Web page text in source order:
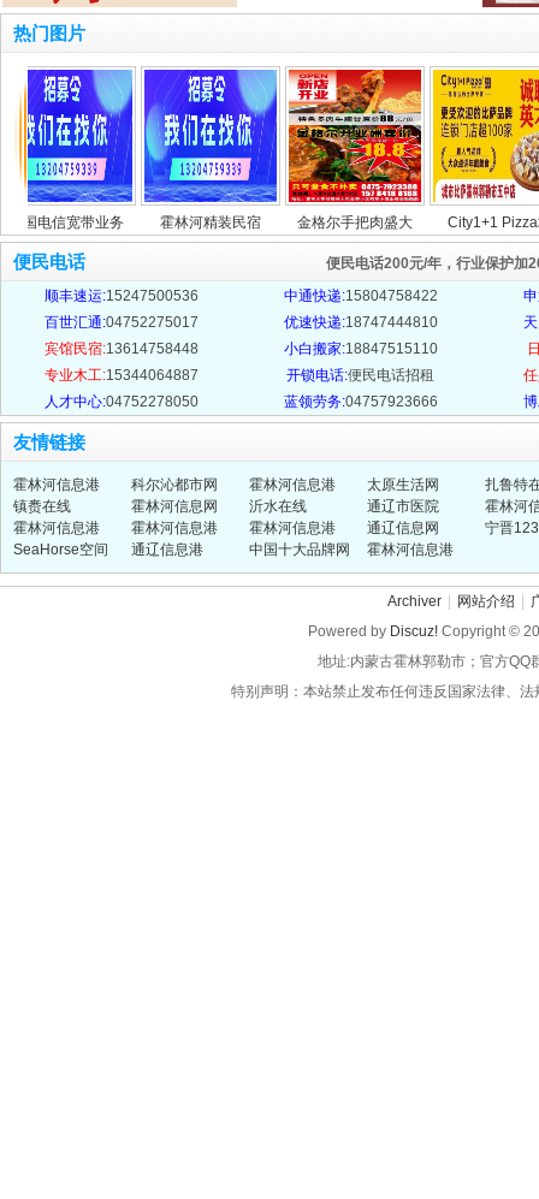
热门图片
电信宽带业务 霍林河精装民宿 金格尔手把肉盛大 City1+1 Pizza城
便民电话
便民电话200元/年，行业保护加
顺丰速运:15247500536 中通快递:15804758422
百世汇通:04752275017 优速快递:18747444810
宾馆民宿:13614758448 小白搬家:18847515110
专业木工:15344064887 开锁电话:便民电话招租
人才中心:04752278050 蓝领劳务:04757923666
友情链接
霍林河信息港 科尔沁都市网 霍林河信息港 太原生活网
扎鲁特
镇赉在线
霍林河信息网 沂水在线 通辽市医院
霍林河
霍林河信息港
霍林河信息港 霍林河信息港 通辽信息网
宁晋123
SeaHorse空间
通辽信息港 中国十大品牌网 霍林河信息港
Archiver 网站介绍
Powered by Discuz! Copyright ©
地址:内蒙古霍林郭勒市；官方QQ
特别声明：本站禁止发布任何违反国家法律、